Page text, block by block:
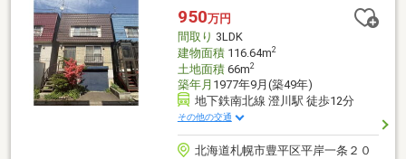
しでもプライバシー確保可◎■ 徒歩10分圏内に生活施設揃う住環
境＋公園前♪お気軽にお問い合わせください♪（TEL:011-790-
8100）
950万円
間取り 3LDK
建物面積116.64m2
土地面積66m2
築年月 1977年9月(築49年)
地下鉄南北線 澄川駅 徒歩12分
その他の交通
北海道札幌市豊平区平岸一条２０